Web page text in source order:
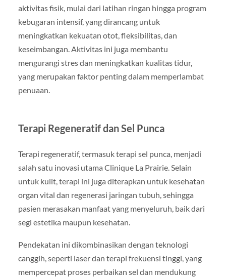
aktivitas fisik, mulai dari latihan ringan hingga program
kebugaran intensif, yang dirancang untuk
meningkatkan kekuatan otot, fleksibilitas, dan
keseimbangan. Aktivitas ini juga membantu
mengurangi stres dan meningkatkan kualitas tidur,
yang merupakan faktor penting dalam memperlambat
penuaan.
Terapi Regeneratif dan Sel Punca
Terapi regeneratif, termasuk terapi sel punca, menjadi
salah satu inovasi utama Clinique La Prairie. Selain
untuk kulit, terapi ini juga diterapkan untuk kesehatan
organ vital dan regenerasi jaringan tubuh, sehingga
pasien merasakan manfaat yang menyeluruh, baik dari
segi estetika maupun kesehatan.
Pendekatan ini dikombinasikan dengan teknologi
canggih, seperti laser dan terapi frekuensi tinggi, yang
mempercepat proses perbaikan sel dan mendukung